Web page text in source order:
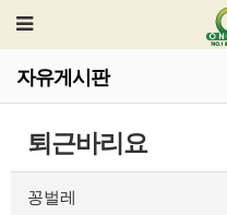
자유게시판
퇴근바리요
꽁벌레